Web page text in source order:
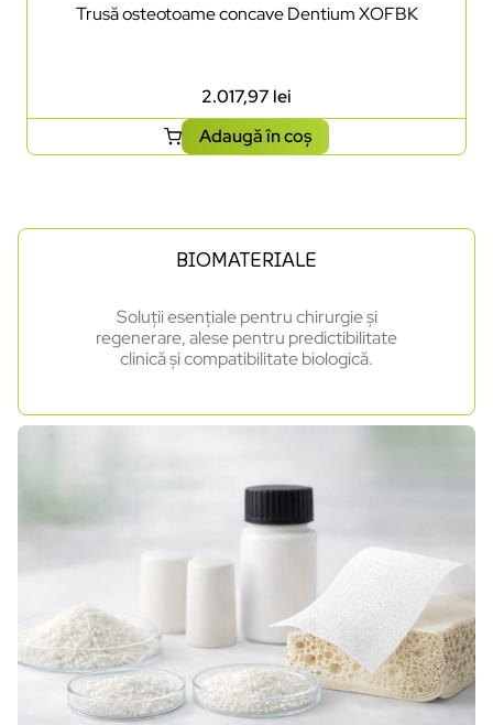
Trusă osteotoame concave Dentium XOFBK
2.017,97 lei
Adaugă în coș
BIOMATERIALE
Soluții esențiale pentru chirurgie și
regenerare, alese pentru predictibilitate
clinică și compatibilitate biologică.